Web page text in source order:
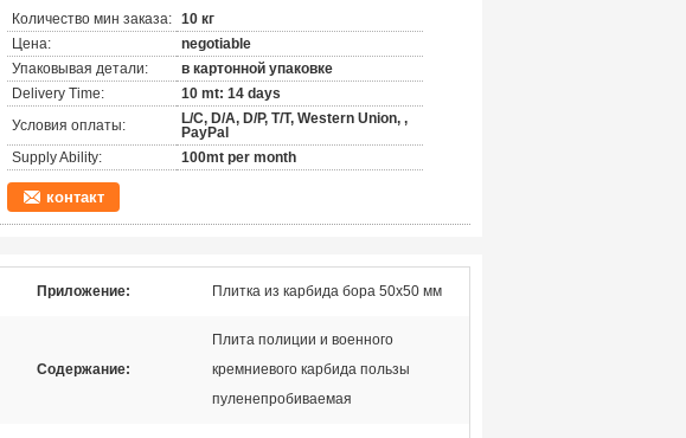
Количество мин заказа: 10 кг
Цена:
negotiable
Упаковывая детали:
в картонной упаковке
Delivery Time:
10 mt: 14 days
Условия оплаты:
L/C, D/A, D/P, T/T, Western Union, ,
PayPal
Supply Ability:
100mt per month
контакт
Приложение: Плитка из карбида бора 50x50 мм
Содержание:
Плита полиции и военного
кремниевого карбида пользы
пуленепробиваемая